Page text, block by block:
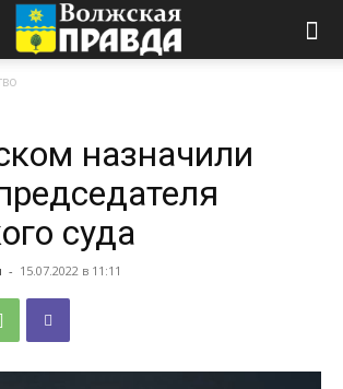
назначили
суда
- 15.07.2022 в 11:11